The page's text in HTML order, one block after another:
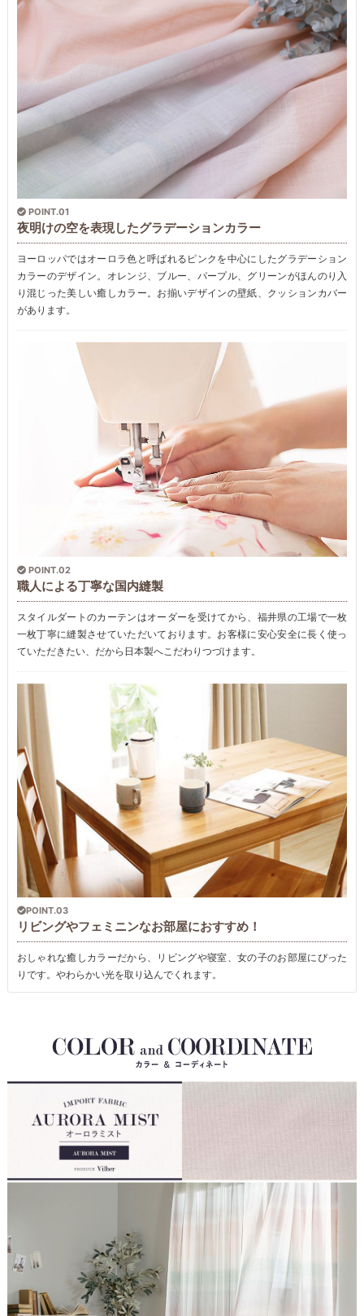
POINT.01
夜明けの空を表現したグラデーションカラー
ヨーロッパではオーロラ色と呼ばれるピンクを中心にしたグラデーション
カラーのデザイン。オレンジ、ブルー、パープル、グリーンがほんのり入
り混じった美しい癒しカラー。お揃いデザインの壁紙、クッションカバー
があります。
POINT.02
職人による丁寧な国内縫製
スタイルダートのカーテンはオーダーを受けてから、福井県の工場で一枚
一枚丁寧に縫製させていただいております。お客様に安心安全に長く使っ
ていただきたい、だから日本製へこだわりつづけます。
POINT.03
リビングやフェミニンなお部屋におすすめ！
おしゃれな癒しカラーだから、リビングや寝室、女の子のお部屋にぴった
りです。やわらかい光を取り込んでくれます。